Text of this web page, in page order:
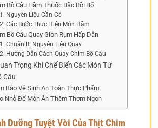
Bồ Câu Hầm Thuốc Bắc Bồi Bổ
Nguyên Liệu Cần Có
Các Bước Thực Hiện Món Hầm
Bồ Câu Quay Giòn Rụm Hấp Dẫn
Chuẩn Bị Nguyên Liệu Quay
Hướng Dẫn Cách Quay Chim Bồ Câu
Trọng Khi Chế Biến Các Món Từ
Câu
Bảo Vệ Sinh An Toàn Thực Phẩm
Nhỏ Để Món Ăn Thêm Thơm Ngon
Dưỡng Tuyệt Vời Của Thịt Chim